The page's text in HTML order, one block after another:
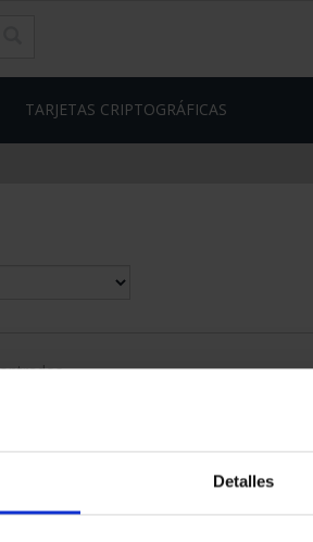
Detalles
TARJETAS CRIPTOGRÁFICAS